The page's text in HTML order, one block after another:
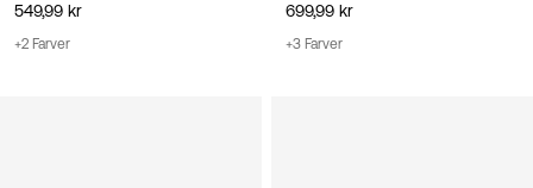
549,99 kr
+2 Farver
699,99 kr
+3 Farver